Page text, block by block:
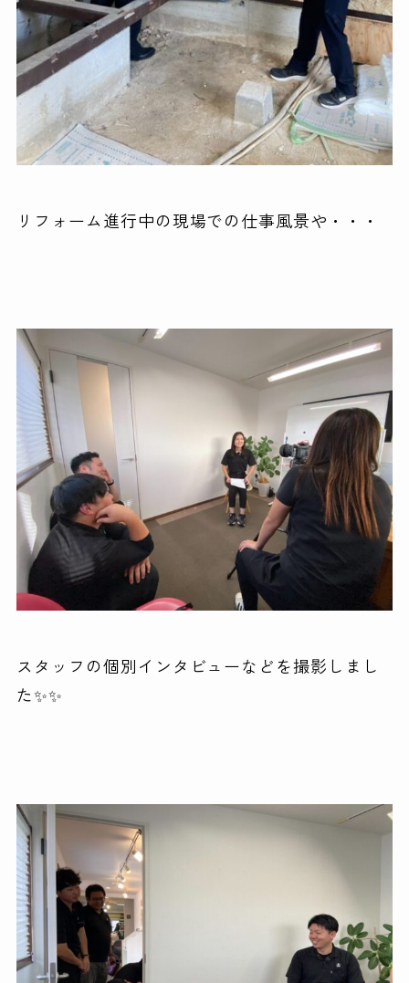
リフォーム進行中の現場での仕事風景や・・・
スタッフの個別インタビューなどを撮影しまし
た✨✨